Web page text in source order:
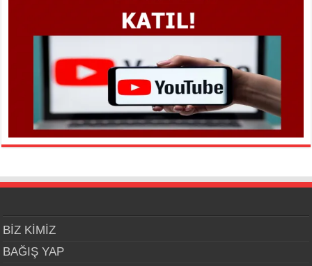
BİZ KİMİZ
BAĞIŞ YAP